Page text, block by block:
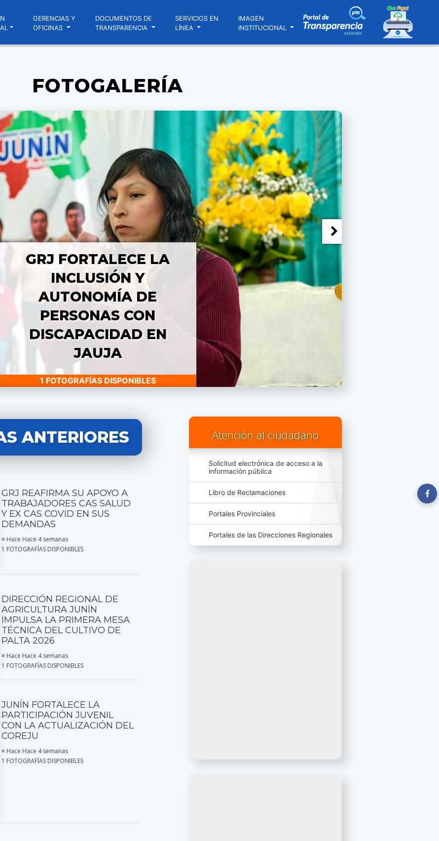
GERENCIAS Y
OFICINAS
DOCUMENTOS DE
TRANSPARENCIA
SERVICIOS EN
LÍNEA
IMAGEN
INSTITUCIONAL
FOTOGALERÍA
GRJ FORTALECE LA
INCLUSIÓN Y
AUTONOMÍA DE
PERSONAS CON
DISCAPACIDAD EN
JAUJA
1 FOTOGRAFÍAS DISPONIBLES
Atención al ciudadano
Solicitud electrónica de acceso a la
información pública
Libro de Reclamaciones
Portales Provinciales
Portales de las Direcciones Regionales
ANTERIORES
GRJ REAFIRMA SU APOYO A
TRABAJADORES CAS SALUD
Y EX CAS COVID EN SUS
DEMANDAS
≡ Hace Hace 4 semanas
1 FOTOGRAFÍAS DISPONIBLES
DIRECCIÓN REGIONAL DE
AGRICULTURA JUNÍN
IMPULSA LA PRIMERA MESA
TÉCNICA DEL CULTIVO DE
PALTA 2026
≡ Hace Hace 4 semanas
1 FOTOGRAFÍAS DISPONIBLES
JUNÍN FORTALECE LA
PARTICIPACIÓN JUVENIL
CON LA ACTUALIZACIÓN DEL
COREJU
≡ Hace Hace 4 semanas
1 FOTOGRAFÍAS DISPONIBLES